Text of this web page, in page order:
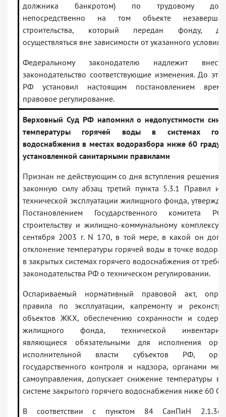
должника банкротом) по трудовому
непосредственно на том объекте
строительства, который передан фонду,
осуществляться вне зависимости от указанного условия.
Федеральному законодателю надлежит
законодательство соответствующие изменения. До
РФ установил настоящим постановлением
правовое регулирование.
Верховный Суд РФ напомнил о недопустимости
температуры горячей воды в системах
водоснабжения в местах водоразбора ниже 60
установленной санитарными правилами
Признан не действующим со дня вступления решения
законную силу абзац третий пункта 5.3.1 Правил и
технической эксплуатации жилищного фонда,
Постановлением Государственного комитета
строительству и жилищно-коммунальному комплексу
сентября 2003 г. N 170, в той мере, в какой он
отклонение температуры горячей воды в точке
в закрытых системах горячего водоснабжения от
законодательства РФ о техническом регулировании.
Оспариваемый нормативный правовой акт,
правила по эксплуатации, капремонту и
объектов ЖКХ, обеспечению сохранности и
жилищного фонда, технической
являющиеся обязательными для исполнения
исполнительной власти субъектов РФ,
государственного контроля и надзора, органами
самоуправления, допускает снижение температуры
системе закрытого горячего водоснабжения ниже 60 C.
В соответствии с пунктом 84 СанПиН